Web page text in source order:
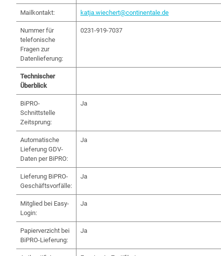
Mailkontakt: katja.wiechert@continentale.de
Nummer für
telefonische
Fragen zur
Datenlieferung:
0231-919-7037
Technischer
Überblick
BiPRO-
Schnittstelle
Zeitsprung:
Ja
Automatische
Lieferung GDV-
Daten per BiPRO:
Ja
Lieferung BiPRO-
Geschäftsvorfälle:
Ja
Mitglied bei Easy-
Login:
Ja
Papierverzicht bei
BiPRO-Lieferung:
Ja